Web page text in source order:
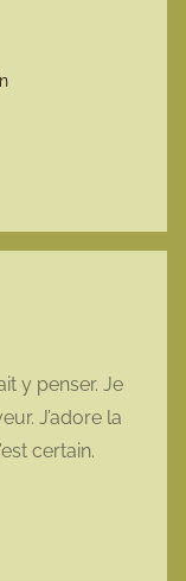
y penser. Je
J’adore la
certain.